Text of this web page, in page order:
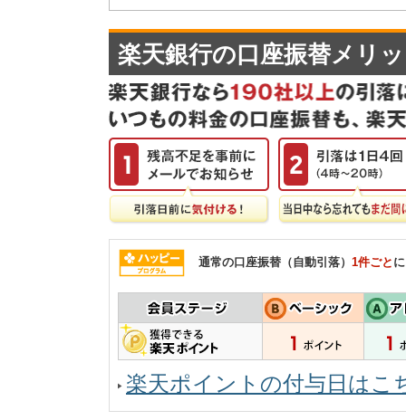
楽天銀行の口座振替メリ
通常の口座振替（自動引落） 1件ごと
楽天ポイントの付与日はこ